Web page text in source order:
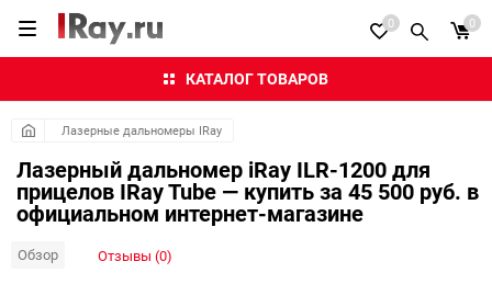
КАТАЛОГ ТОВАРОВ
0 0
Лазерные дальномеры IRay
Лазерный дальномер iRay ILR-1200 для
прицелов IRay Tube — купить за 45 500 руб. в
официальном интернет-магазине
Обзор Отзывы (0)